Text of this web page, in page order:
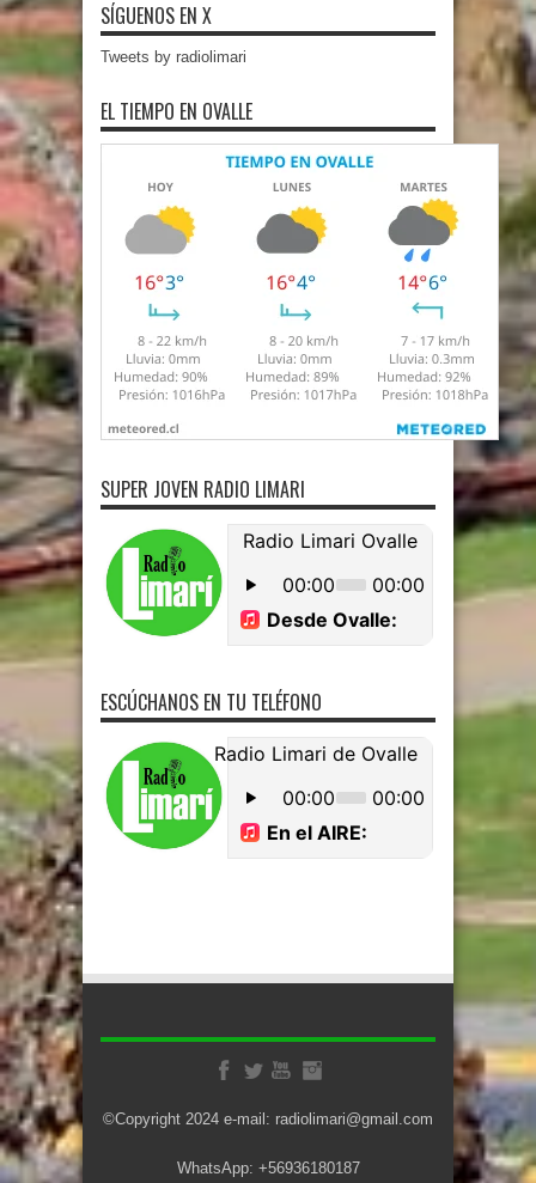
SÍGUENOS EN X
Tweets by radiolimari
EL TIEMPO EN OVALLE
SUPER JOVEN RADIO LIMARI
ESCÚCHANOS EN TU TELÉFONO
©Copyright 2024 e-mail: radiolimari@gmail.com
WhatsApp: +56936180187